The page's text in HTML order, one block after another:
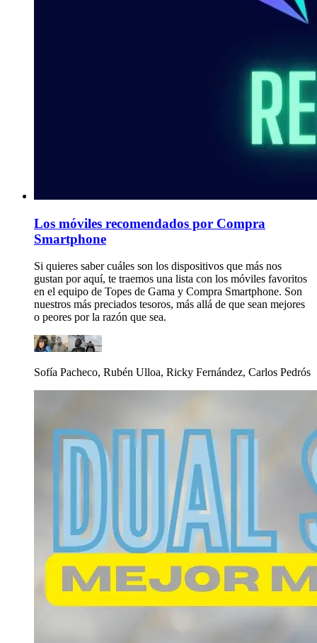
Los móviles recomendados por Compra
Smartphone
Si quieres saber cuáles son los dispositivos que más nos
gustan por aquí, te traemos una lista con los móviles favoritos
en el equipo de Topes de Gama y Compra Smartphone. Son
nuestros más preciados tesoros, más allá de que sean mejores
o peores por la razón que sea.
Sofía Pacheco, Rubén Ulloa, Ricky Fernández, Carlos Pedrós